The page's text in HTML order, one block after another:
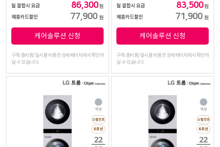
월 결합시 요금
86,300원
제휴카드할인
77,900 원
케어솔루션 신청
구독 총비용/일시불 비용은 상세페이지에서 확인하
실 수 있습니다.
월 결합시 요금
83,500원
제휴카드할인
71,900 원
케어솔루션 신청
구독 총비용/일시불 비용은 상세페이지에서 확인하
실 수 있습니다.